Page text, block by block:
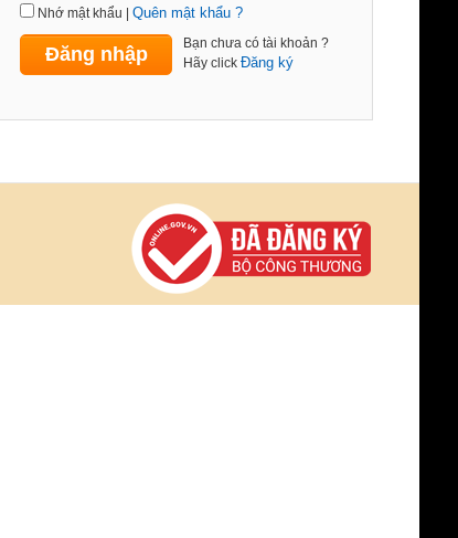
Nhớ mật khẩu | Quên mật khẩu ?
Bạn chưa có tài khoản ?
Hãy click Đăng ký